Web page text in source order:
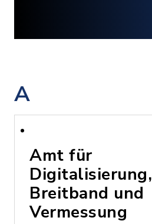
A
Amt für
Digitalisierung,
Breitband und
Vermessung